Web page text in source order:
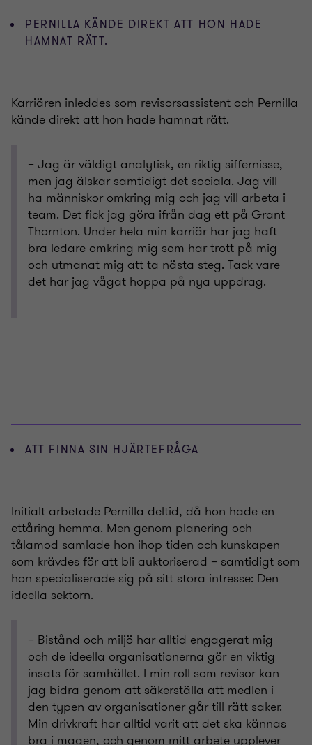
PERNILLA KÄNDE DIREKT ATT HON HADE
HAMNAT RÄTT.
Karriären inleddes som revisorsassistent och Pernilla
kände direkt att hon hade hamnat rätt.
– Jag är väldigt analytisk, en riktig siffernisse,
men jag älskar samtidigt det sociala. Jag vill
ha människor omkring mig och jag vill arbeta i
team. Det fick jag göra ifrån dag ett på Grant
Thornton. Under hela min karriär har jag haft
bra ledare omkring mig som har trott på mig
och utmanat mig att ta nästa steg. Tack vare
det har jag vågat hoppa på nya uppdrag.
ATT FINNA SIN HJÄRTEFRÅGA
Initialt arbetade Pernilla deltid, då hon hade en
ettåring hemma. Men genom planering och
tålamod samlade hon ihop tiden och kunskapen
som krävdes för att bli auktoriserad – samtidigt som
hon specialiserade sig på sitt stora intresse: Den
ideella sektorn.
– Bistånd och miljö har alltid engagerat mig
och de ideella organisationerna gör en viktig
insats för samhället. I min roll som revisor kan
jag bidra genom att säkerställa att medlen i
den typen av organisationer går till rätt saker.
Min drivkraft har alltid varit att det ska kännas
bra i magen, och genom mitt arbete upplever